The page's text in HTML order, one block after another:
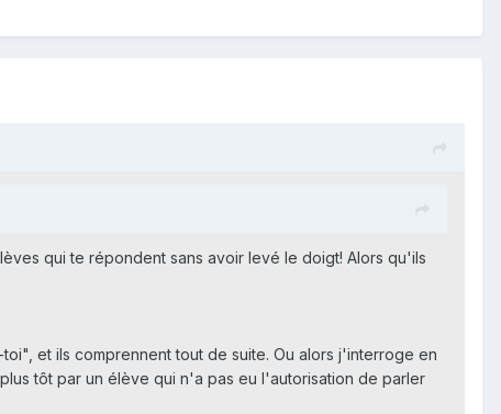
qui te répondent sans avoir levé le doigt! Alors qu'ils
et ils comprennent tout de suite. Ou alors j'interroge en
tôt par un élève qui n'a pas eu l'autorisation de parler